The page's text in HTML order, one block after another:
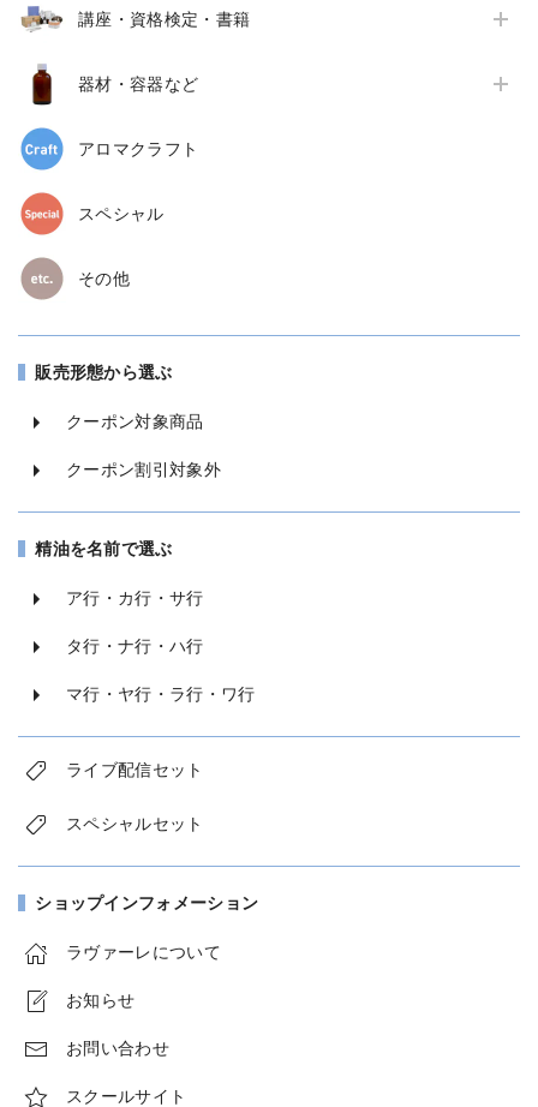
講座・資格検定・書籍
器材・容器など
アロマクラフト
スペシャル
その他
販売形態から選ぶ
クーポン対象商品
クーポン割引対象外
精油を名前で選ぶ
ア行・カ行・サ行
タ行・ナ行・ハ行
マ行・ヤ行・ラ行・ワ行
ライブ配信セット
スペシャルセット
ショップインフォメーション
ラヴァーレについて
お知らせ
お問い合わせ
スクールサイト